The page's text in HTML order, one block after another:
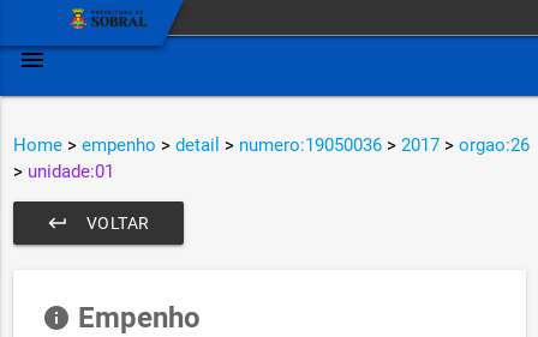
menu
Home > empenho > detail > numero:19050036 > 2017 > orgao:26
> unidade:01
VOLTAR
keyboard_return
info Empenho